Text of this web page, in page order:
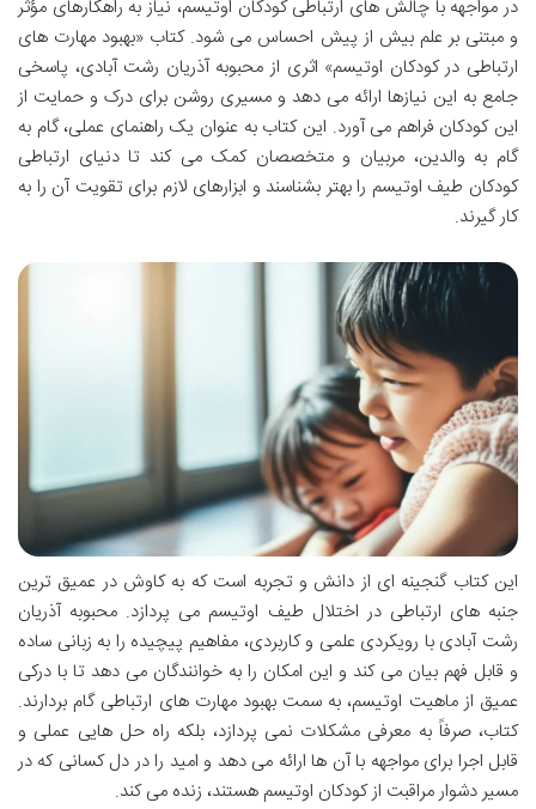
در مواجهه با چالش های ارتباطی کودکان اوتیسم، نیاز به راهکارهای مؤثر
و مبتنی بر علم بیش از پیش احساس می شود. کتاب «بهبود مهارت های
ارتباطی در کودکان اوتیسم» اثری از محبوبه آذریان رشت آبادی، پاسخی
جامع به این نیازها ارائه می دهد و مسیری روشن برای درک و حمایت از
این کودکان فراهم می آورد. این کتاب به عنوان یک راهنمای عملی، گام به
گام به والدین، مربیان و متخصصان کمک می کند تا دنیای ارتباطی
کودکان طیف اوتیسم را بهتر بشناسند و ابزارهای لازم برای تقویت آن را به
کار گیرند.
این کتاب گنجینه ای از دانش و تجربه است که به کاوش در عمیق ترین
جنبه های ارتباطی در اختلال طیف اوتیسم می پردازد. محبوبه آذریان
رشت آبادی با رویکردی علمی و کاربردی، مفاهیم پیچیده را به زبانی ساده
و قابل فهم بیان می کند و این امکان را به خوانندگان می دهد تا با درکی
عمیق از ماهیت اوتیسم، به سمت بهبود مهارت های ارتباطی گام بردارند.
کتاب، صرفاً به معرفی مشکلات نمی پردازد، بلکه راه حل هایی عملی و
قابل اجرا برای مواجهه با آن ها ارائه می دهد و امید را در دل کسانی که در
مسیر دشوار مراقبت از کودکان اوتیسم هستند، زنده می کند.